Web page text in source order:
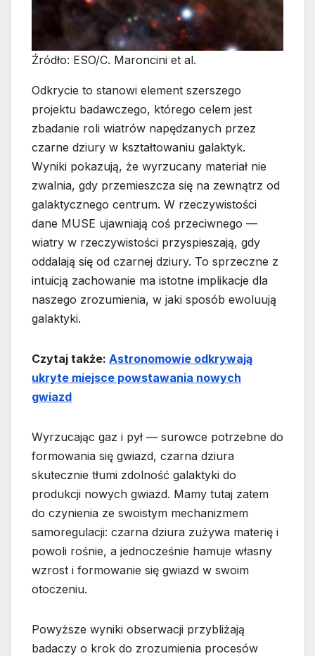
Źródło: ESO/C. Maroncini et al.
Odkrycie to stanowi element szerszego
projektu badawczego, którego celem jest
zbadanie roli wiatrów napędzanych przez
czarne dziury w kształtowaniu galaktyk.
Wyniki pokazują, że wyrzucany materiał nie
zwalnia, gdy przemieszcza się na zewnątrz od
galaktycznego centrum. W rzeczywistości
dane MUSE ujawniają coś przeciwnego —
wiatry w rzeczywistości przyspieszają, gdy
oddalają się od czarnej dziury. To sprzeczne z
intuicją zachowanie ma istotne implikacje dla
naszego zrozumienia, w jaki sposób ewoluują
galaktyki.
Czytaj także: Astronomowie odkrywają
ukryte miejsce powstawania nowych
gwiazd
Wyrzucając gaz i pył — surowce potrzebne do
formowania się gwiazd, czarna dziura
skutecznie tłumi zdolność galaktyki do
produkcji nowych gwiazd. Mamy tutaj zatem
do czynienia ze swoistym mechanizmem
samoregulacji: czarna dziura zużywa materię i
powoli rośnie, a jednocześnie hamuje własny
wzrost i formowanie się gwiazd w swoim
otoczeniu.
Powyższe wyniki obserwacji przybliżają
badaczy o krok do zrozumienia procesów